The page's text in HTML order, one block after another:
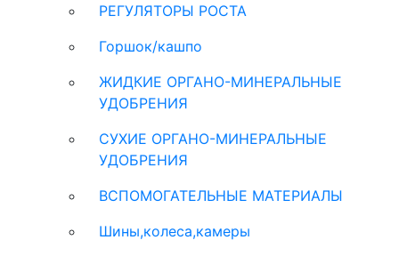
РЕГУЛЯТОРЫ РОСТА
Горшок/кашпо
ЖИДКИЕ ОРГАНО-МИНЕРАЛЬНЫЕ
УДОБРЕНИЯ
СУХИЕ ОРГАНО-МИНЕРАЛЬНЫЕ
УДОБРЕНИЯ
ВСПОМОГАТЕЛЬНЫЕ МАТЕРИАЛЫ
Шины,колеса,камеры